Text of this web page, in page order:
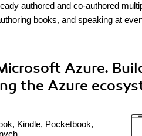
authored and co-authored
books, and speaking at
Azure.
the Azure
Kindle, Pocketbook,